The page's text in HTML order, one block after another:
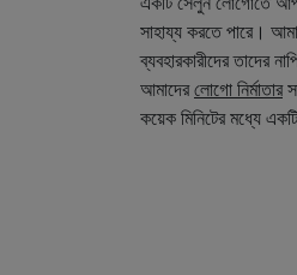
সাহায্য করতে পারে।
ব্যবহারকারীদের তাদের
আমাদেরলোগো নির্মাতার
কয়েক মিনিটের মধ্যে